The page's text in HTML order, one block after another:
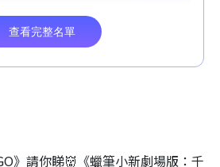
》請你睇👹《蠟筆小新劇場版：千